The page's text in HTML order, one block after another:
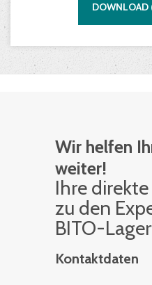
DOWNLOAD
Wir helfen
weiter!
Ihre
zu den
BITO-
Kontaktdaten